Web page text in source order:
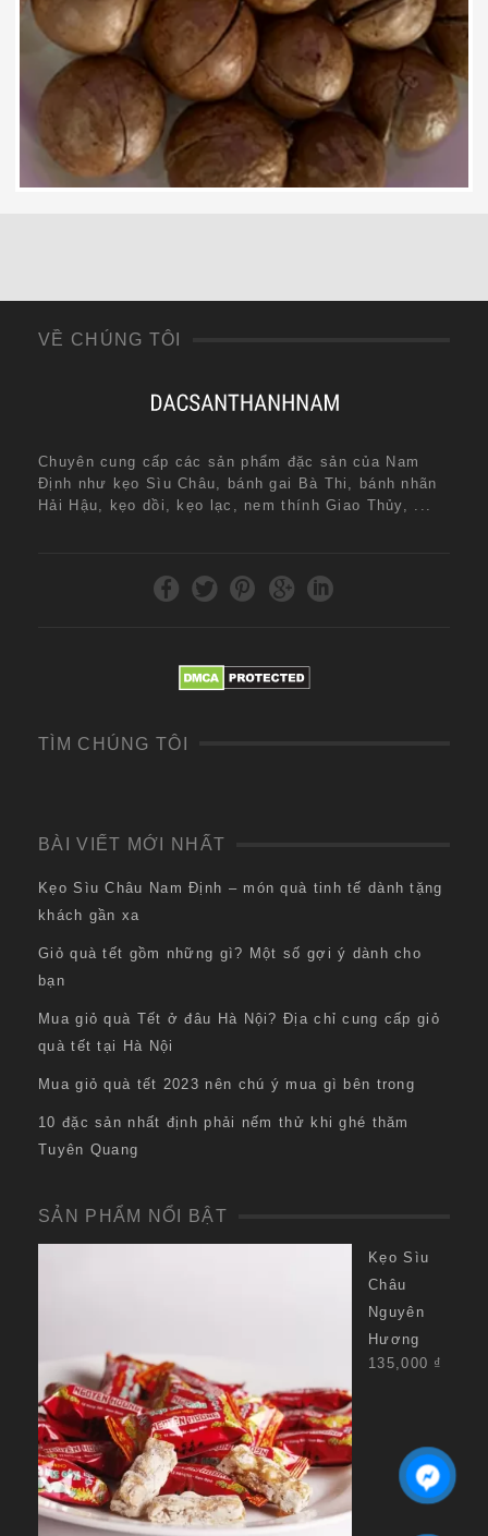
320,000
VỀ CHÚNG TÔI
Chuyên cung cấp các sản phẩm đặc sản của Nam
Định như kẹo Sìu Châu, bánh gai Bà Thi, bánh nhãn
Hải Hậu, kẹo dồi, kẹo lạc, nem thính Giao Thủy, ...
TÌM CHÚNG TÔI
BÀI VIẾT MỚI NHẤT
Kẹo Sìu Châu Nam Định – món quà tinh tế dành tặng
khách gần xa
Giỏ quà tết gồm những gì? Một số gợi ý dành cho
bạn
Mua giỏ quà Tết ở đâu Hà Nội? Địa chỉ cung cấp giỏ
quà tết tại Hà Nội
Mua giỏ quà tết 2023 nên chú ý mua gì bên trong
10 đặc sản nhất định phải nếm thử khi ghé thăm
Tuyên Quang
SẢN PHẨM NỔI BẬT
Kẹo Sìu
Châu
Nguyên
Hương
135,000 ₫